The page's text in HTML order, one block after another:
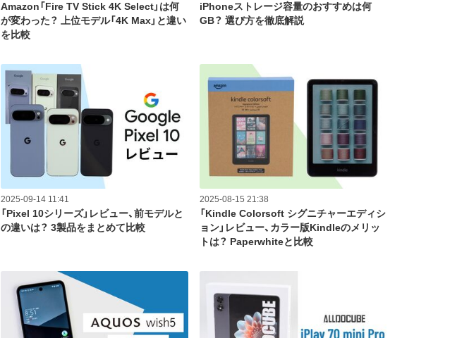
Amazon「Fire TV Stick 4K Select」は何
が変わった？ 上位モデル「4K Max」と違い
を比較
iPhoneストレージ容量のおすすめは何
GB？ 選び方を徹底解説
2025-09-14 11:41
「Pixel 10シリーズ」レビュー、前モデルと
の違いは？ 3製品をまとめて比較
2025-08-15 21:38
「Kindle Colorsoft シグニチャーエディシ
ョン」レビュー、カラー版Kindleのメリッ
トは？ Paperwhiteと比較